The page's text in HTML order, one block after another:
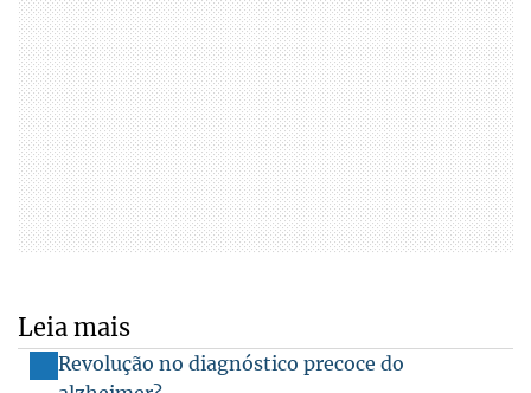
Leia mais
Revolução no diagnóstico precoce do